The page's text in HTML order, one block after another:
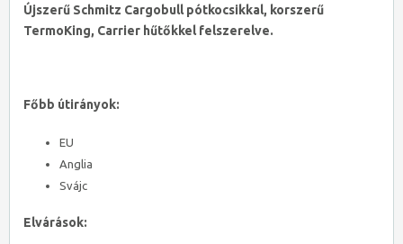
Újszerű Schmitz Cargobull pótkocsikkal, korszerű
TermoKing, Carrier hűtőkkel felszerelve.
Főbb útirányok:
EU
Anglia
Svájc
Elvárások: